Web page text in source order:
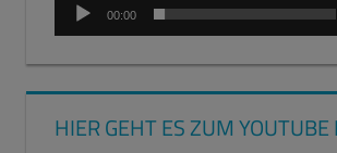
00:00
HIER GEHT ES ZUM